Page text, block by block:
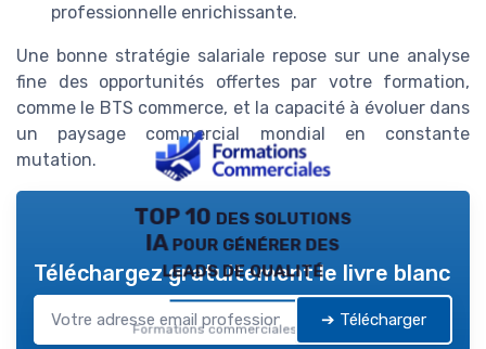
professionnelle enrichissante.
Une bonne stratégie salariale repose sur une analyse
fine des opportunités offertes par votre formation,
comme le BTS commerce, et la capacité à évoluer dans
un paysage commercial mondial en constante
mutation.
TOP 10 des solutions
IA pour générer des
leads de qualité
Formations commerciales — 2026
Téléchargez gratuitement le livre blanc
➔ Télécharger